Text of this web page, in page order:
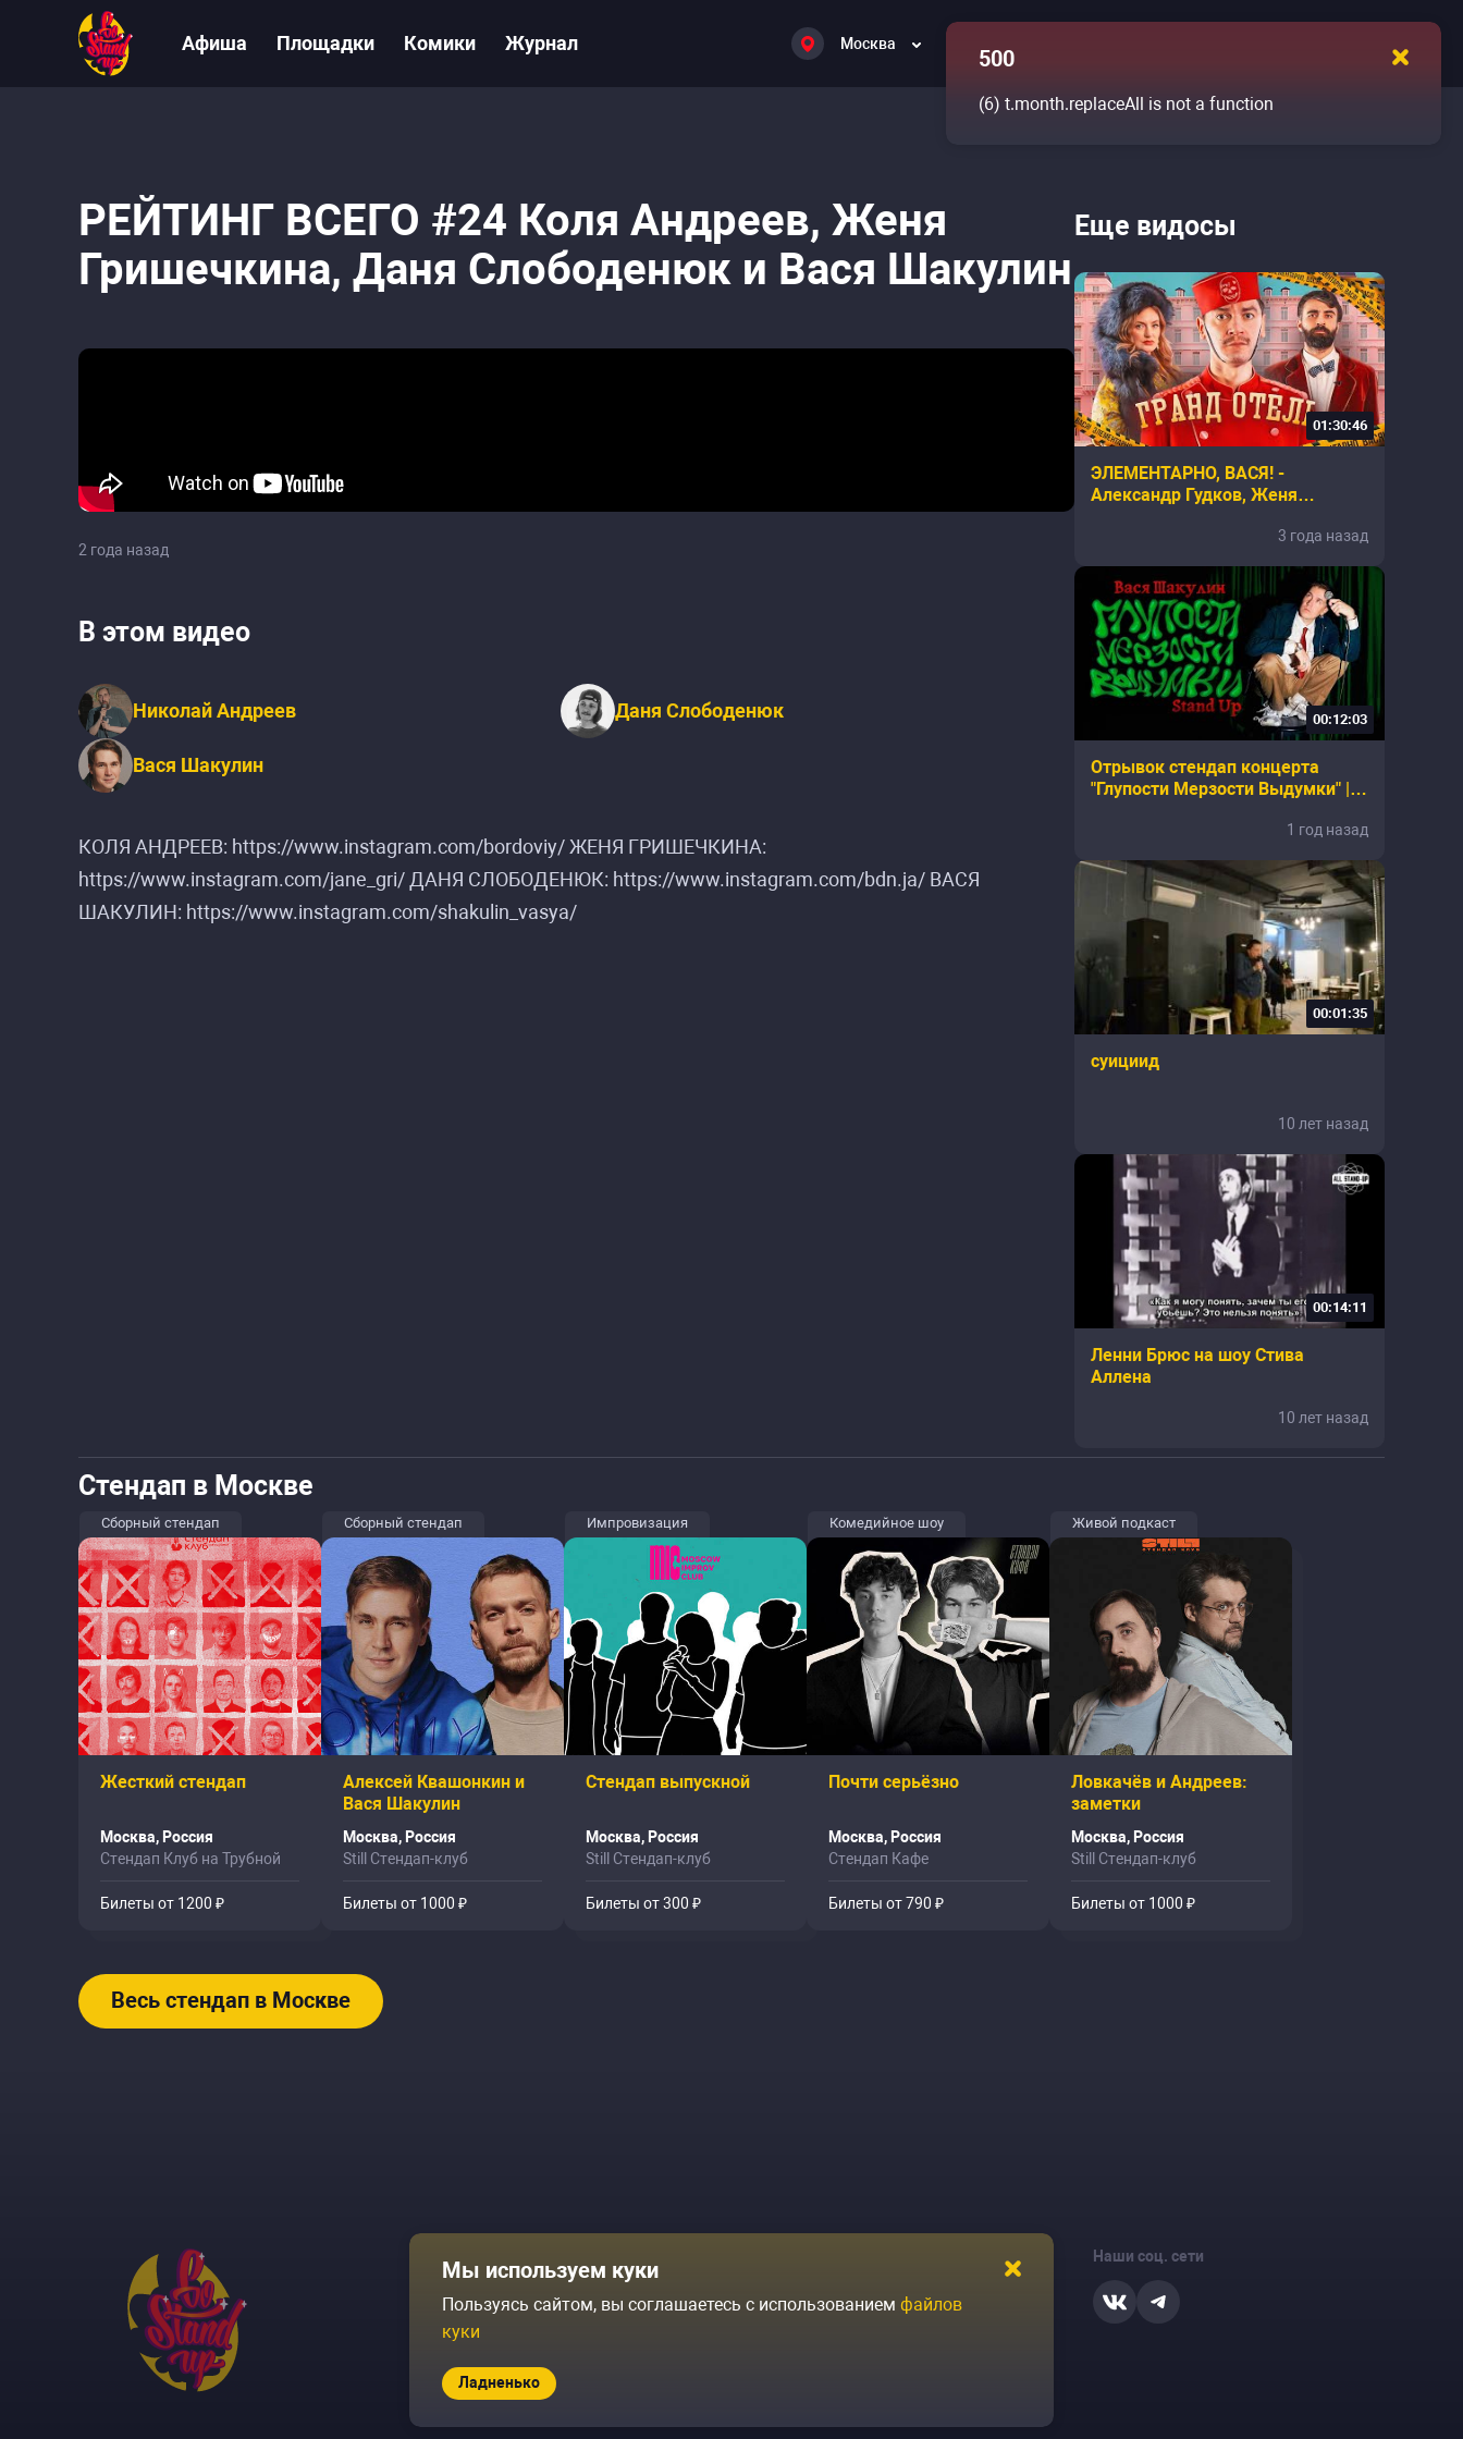
Афиша Площадки Комики Журнал Москва
РЕЙТИНГ ВСЕГО #24 Коля Андреев, Женя
Гришечкина, Даня Слободенюк и Вася Шакулин
2 года назад
В этом видео
Николай Андреев Даня Слободенюк
Вася Шакулин
КОЛЯ АНДРЕЕВ: https://www.instagram.com/bordoviy/ ЖЕНЯ ГРИШЕЧКИНА:
https://www.instagram.com/jane_gri/ ДАНЯ СЛОБОДЕНЮК: https://www.instagram.com/bdn.ja/ ВАСЯ
ШАКУЛИН: https://www.instagram.com/shakulin_vasya/
Еще видосы
01:30:46
ЭЛЕМЕНТАРНО, ВАСЯ! -
Александр Гудков, Женя
Вася Шакулин | Стендап шоу
3 года назад
00:12:03
Отрывок стендап концерта
"Глупости Мерзости Выдумки" |
1 год назад
00:01:35
суициид
10 лет назад
00:14:11
Ленни Брюс на шоу Стива
Аллена
10 лет назад
Стендап в Москве
Сборный стендап
Жесткий стендап
Москва, Россия
Стендап Клуб на Трубной
Билеты от 1200 ₽
Сборный стендап
Алексей Квашонкин и
Вася Шакулин
Москва, Россия
Still Стендап-клуб
Билеты от 1000 ₽
Импровизация
Стендап выпускной
Москва, Россия
Still Стендап-клуб
Билеты от 300 ₽
Комедийное шоу
Почти серьёзно
Москва, Россия
Стендап Кафе
Билеты от 790 ₽
Живой подкаст
Ловкачёв и Андреев:
заметки
Москва, Россия
Still Стендап-клуб
Билеты от 1000 ₽
Весь стендап в Москве
Площадки
Архив событий
Журнал Политика конфиденциальности
Наши соц. сети
500
(6) t.month.replaceAll is not a function
Мы используем куки
Пользуясь сайтом, вы соглашаетесь с использованием файлов
куки
Ладненько